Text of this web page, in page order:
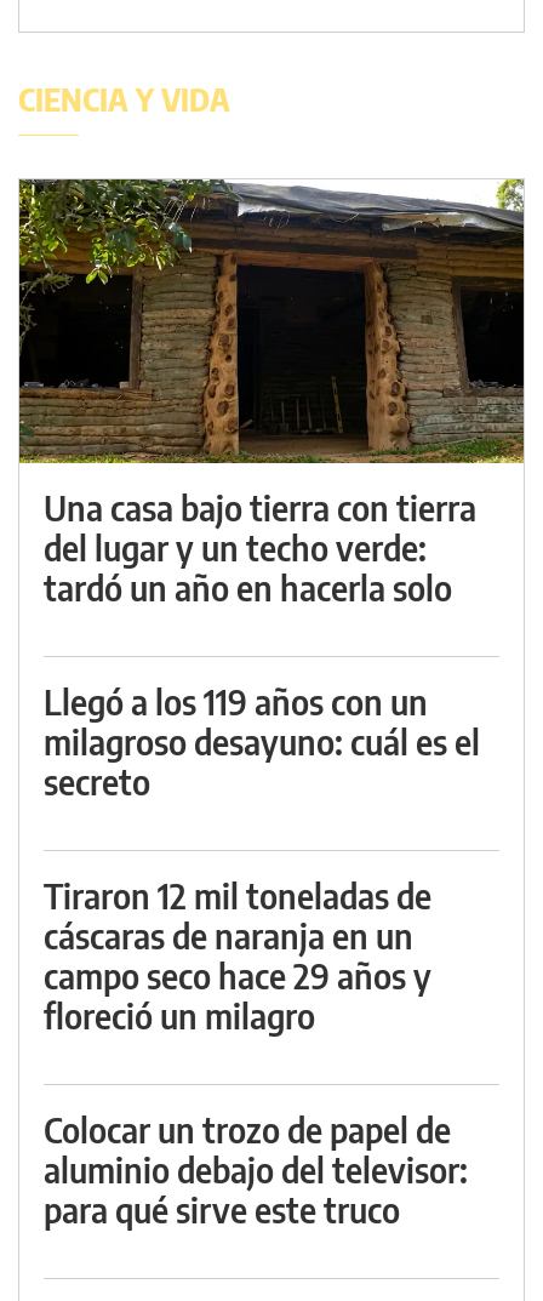
CIENCIA Y VIDA
Una casa bajo tierra con tierra
del lugar y un techo verde:
tardó un año en hacerla solo
Llegó a los 119 años con un
milagroso desayuno: cuál es el
secreto
Tiraron 12 mil toneladas de
cáscaras de naranja en un
campo seco hace 29 años y
floreció un milagro
Colocar un trozo de papel de
aluminio debajo del televisor:
para qué sirve este truco